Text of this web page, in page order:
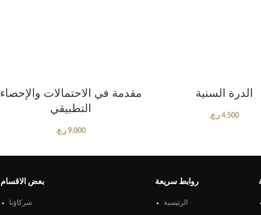
مقدمة في الاحتمالات والإحصاء
التطبيقي
9.000 ر.ع.
الدرة السنية
4.500 ر.ع.
بعض الاقسام
شركاؤنا
روابط سريعة
الرئيسية